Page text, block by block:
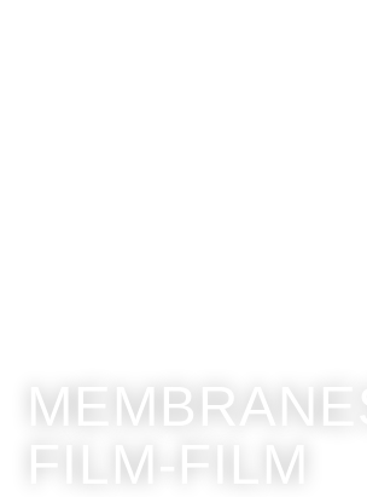
MEMBRANES
FILM-FILM